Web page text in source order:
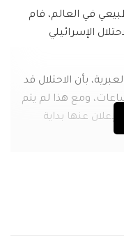
في العالم، قام
الإسرائيلي
بأن الاحتلال قد
ومع هذا لم يتم
عنها بداية